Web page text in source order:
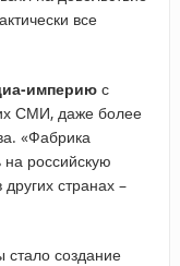
все
империюс
СМИ, даже более
«Фабрика
российскую
странах –
стало создание